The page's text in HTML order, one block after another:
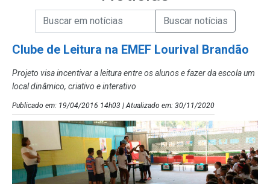
Campo de Busca de Notícias
Campo de Busca de informaçõesEnviar a Busca de Notícias
Clube de Leitura na EMEF Lourival Brandão
Projeto visa incentivar a leitura entre os alunos e fazer da escola um
local dinâmico, criativo e interativo
Publicado em: 19/04/2016 14h03 | Atualizado em: 30/11/2020